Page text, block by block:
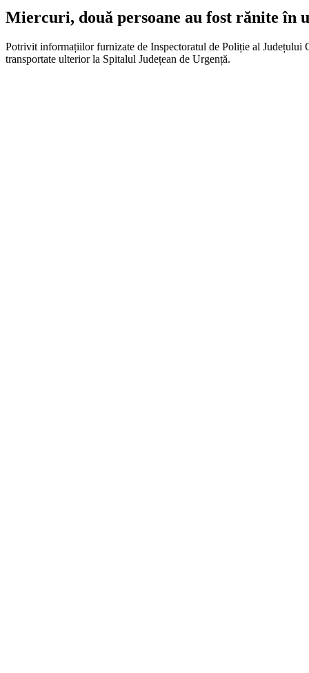
Miercuri, două persoane au fost rănite în
Potrivit informațiilor furnizate de Inspectoratul de Poliție al
transportate ulterior la Spitalul Județean de Urgență.